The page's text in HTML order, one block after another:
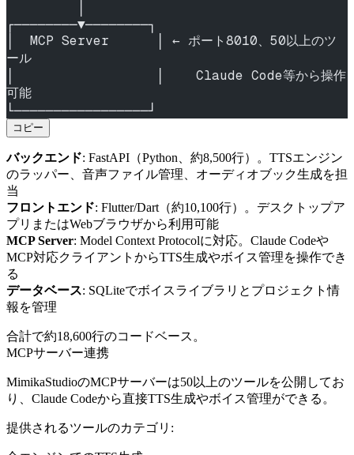
┌────────▼────────┐
│  MCP Server      │ ← ポート8010、50以上のツ
ール
│                  │    Claude Code等から操作
可能
└─────────────────┘
コピー
バックエンド: FastAPI（Python、約8,500行）。TTSエンジン
のラッパー、音声ファイル管理、オーディオブック生成を担
当
フロントエンド: Flutter/Dart（約10,100行）。デスクトップア
プリまたはWebブラウザから利用可能
MCP Server: Model Context Protocolに対応。Claude Codeや
MCP対応クライアントからTTS生成やボイス管理を操作でき
る
データベース: SQLiteでボイスライブラリとプロジェクト情
報を管理
合計で約18,600行のコードベース。
MCPサーバー連携
MimikaStudioのMCPサーバーは50以上のツールを公開してお
り、Claude Codeから直接TTS生成やボイス管理ができる。
提供されるツールのカテゴリ: